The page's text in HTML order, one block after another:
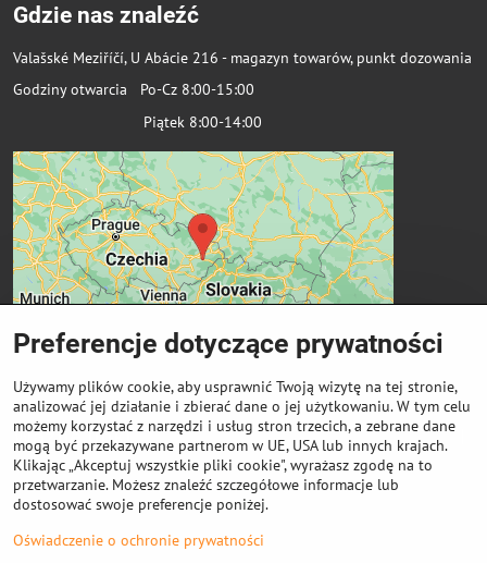
Gdzie nas znaleźć
Valašské Meziříčí, U Abácie 216 - magazyn towarów, punkt dozowania
Godziny otwarcia Po-Cz 8:00-15:00
Piątek 8:00-14:00
Ważne linki
Odkup cewek
Preferencje dotyczące prywatności
Używamy plików cookie, aby usprawnić Twoją wizytę na tej stronie,
analizować jej działanie i zbierać dane o jej użytkowaniu. W tym celu
możemy korzystać z narzędzi i usług stron trzecich, a zebrane dane
mogą być przekazywane partnerom w UE, USA lub innych krajach.
Klikając „Akceptuj wszystkie pliki cookie", wyrażasz zgodę na to
przetwarzanie. Możesz znaleźć szczegółowe informacje lub
dostosować swoje preferencje poniżej.
Oświadczenie o ochronie prywatności